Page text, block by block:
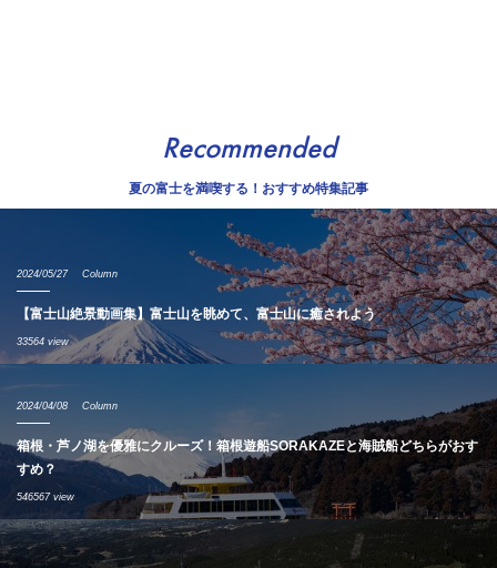
Recommended
夏の富士を満喫する！おすすめ特集記事
2024/05/27 Column
【富士山絶景動画集】富士山を眺めて、富士山に癒されよう
33564 view
2024/04/08 Column
箱根・芦ノ湖を優雅にクルーズ！箱根遊船SORAKAZEと海賊船どちらがおす
すめ？
546567 view